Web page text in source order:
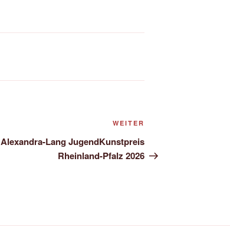
Beitrag
WEITER
Alexandra-Lang JugendKunstpreis
Rheinland-Pfalz 2026